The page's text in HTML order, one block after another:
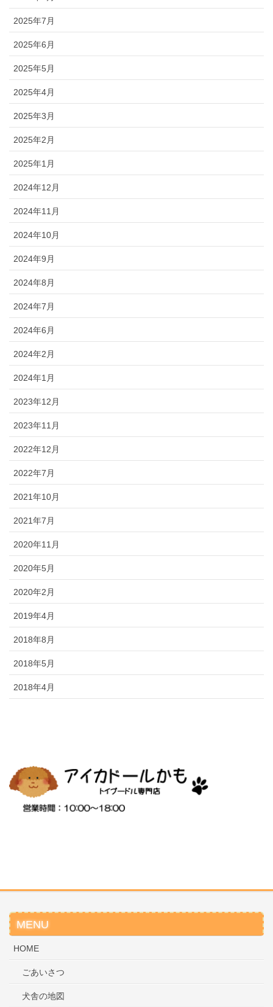
2025年7月
2025年6月
2025年5月
2025年4月
2025年3月
2025年2月
2025年1月
2024年12月
2024年11月
2024年10月
2024年9月
2024年8月
2024年7月
2024年6月
2024年2月
2024年1月
2023年12月
2023年11月
2022年12月
2022年7月
2021年10月
2021年7月
2020年11月
2020年5月
2020年2月
2019年4月
2018年8月
2018年5月
2018年4月
MENU
HOME
ごあいさつ
犬舎の地図